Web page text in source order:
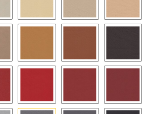
- lotosweiß1356 - champagner1390 - crema1386 -
java
- beige1387 - modena1391 - zimt 1362 -
- sportrot1804 - flashred1365 - trinidadrot
1380 -